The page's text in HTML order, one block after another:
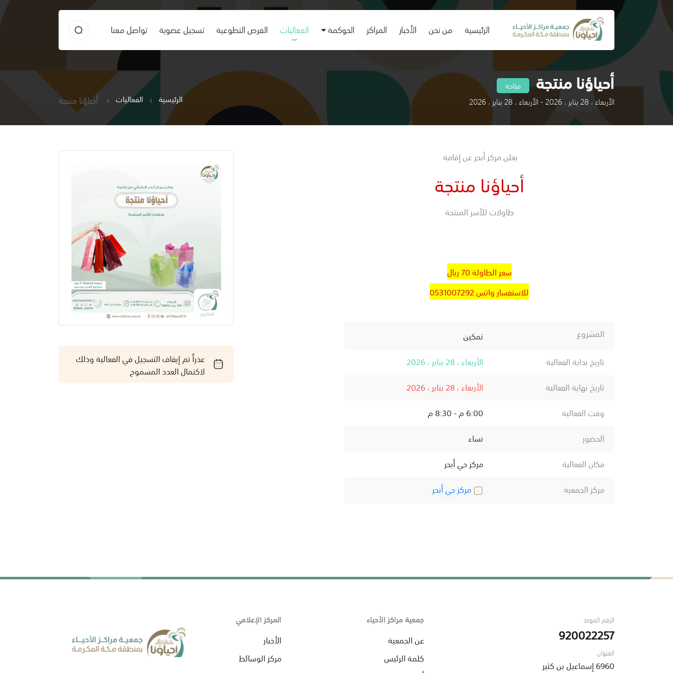
الرئيسية
(current) من نحن الأخبار المراكز الحوكمة الفعاليات الفرص التطوعية تسجيل عضوية تواصل معنا
أحياؤنا منتجة متاحة
الأربعاء ، 28 يناير ، 2026 - الأربعاء ، 28 يناير ، 2026 الرئيسية الفعاليات أحياؤنا منتجة
يعلن مركز أبحر عن إقامة
أحياؤنا منتجة
طاولات للأسر المنتجة
سعر الطاولة 70 ريال
للاستفسار واتس 0531007292
المشروع
تمكين
تاريخ بداية الفعالية
الأربعاء ، 28 يناير ، 2026
تاريخ نهاية الفعالية
الأربعاء ، 28 يناير ، 2026
وقت الفعالية
6:00 م - 8:30 م
الحضور
نساء
مكان الفعالية
مركز حي أبحر
مركز الجمعية
مركز حي أبحر
عذراً تم إيقاف التسجيل في الفعالية وذلك
لاكتمال العدد المسموح
الرقم الموحد
920022257
العنوان
6960 إسماعيل بن كثير
جمعية مراكز الأحياء
عن الجمعية
كلمة الرئيس
المركز الإعلامي
الأخبار
مركز الوسائط